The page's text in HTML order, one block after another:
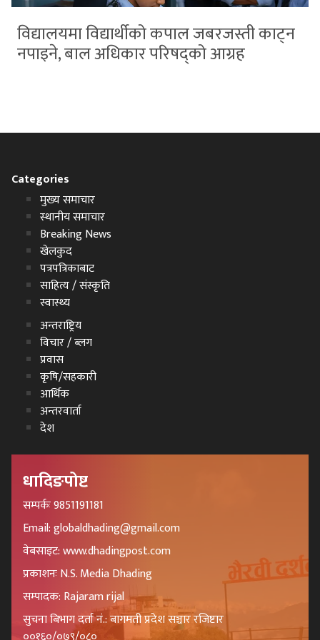
विद्यालयमा विद्यार्थीको कपाल जबरजस्ती काट्न
नपाइने, बाल अधिकार परिषद्को आग्रह
Categories
मुख्य समाचार
स्थानीय समाचार
Breaking News
खेलकुद
पत्रपत्रिकाबाट
साहित्य / संस्कृति
स्वास्थ्य
अन्तराष्ट्रिय
विचार / ब्लग
प्रवास
कृषि/सहकारी
आर्थिक
अन्तरवार्ता
देश
धादिङपोष्ट
सम्पर्कः 9851191181
Email: globaldhading@gmail.com
वेबसाइट: www.dhadingpost.com
प्रकाशनः N.S. Media Dhading
सम्पादक: Rajaram rijal
सुचना बिभाग दर्ता नं.: बागमती प्रदेश सञ्चार रजिष्टार